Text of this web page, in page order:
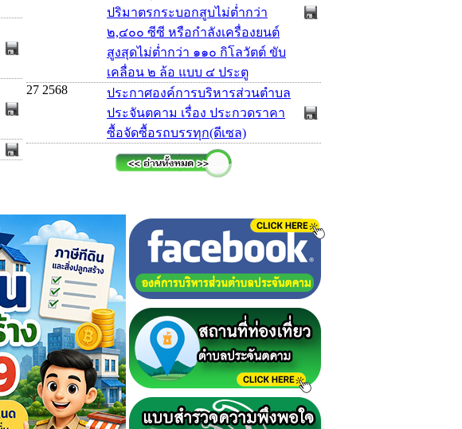
ปริมาตรกระบอกสูบไม่ต่ำกว่า
๒,๔๐๐ ซีซี หรือกำลังเครื่องยนต์
สูงสุดไม่ต่ำกว่า ๑๑๐ กิโลวัตต์ ขับ
เคลื่อน ๒ ล้อ แบบ ๔ ประตู
27 2568
ประกาศองค์การบริหารส่วนตำบล
ประจันตคาม เรื่อง ประกวดราคา
ซื้อจัดซื้อรถบรรทุก(ดีเซล)